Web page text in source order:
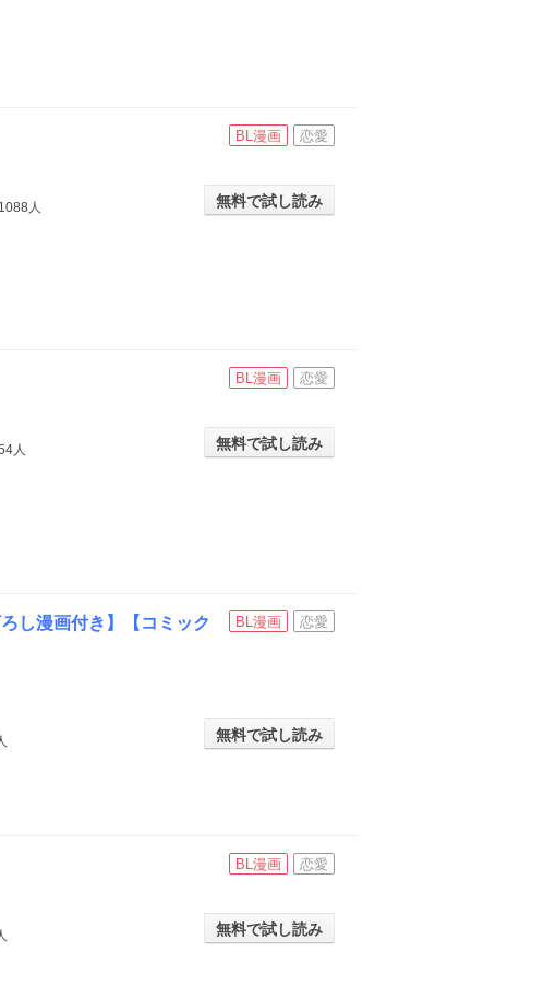
BL漫画 恋愛
無料で試し読み
人
BL漫画 恋愛
無料で試し読み
人
BL漫画 恋愛
し漫画付き】【コミック
無料で試し読み
BL漫画 恋愛
無料で試し読み